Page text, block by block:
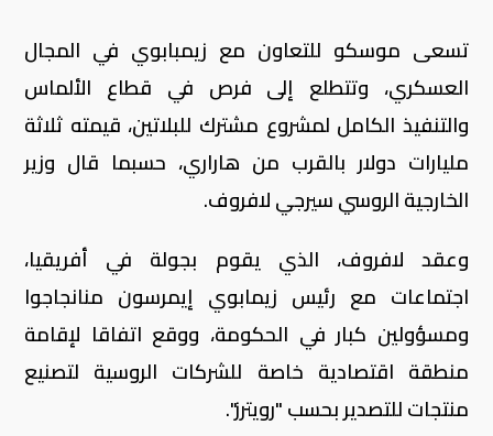
تسعى موسكو للتعاون مع زيمبابوي في المجال
العسكري، وتتطلع إلى فرص في قطاع الألماس
والتنفيذ الكامل لمشروع مشترك للبلاتين، قيمته ثلاثة
مليارات دولار بالقرب من هاراري، حسبما قال وزير
الخارجية الروسي سيرجي لافروف.
وعقد لافروف، الذي يقوم بجولة في أفريقيا،
اجتماعات مع رئيس زيمابوي إيمرسون منانجاجوا
ومسؤولين كبار في الحكومة، ووقع اتفاقا لإقامة
منطقة اقتصادية خاصة للشركات الروسية لتصنيع
منتجات للتصدير بحسب "رويترز".